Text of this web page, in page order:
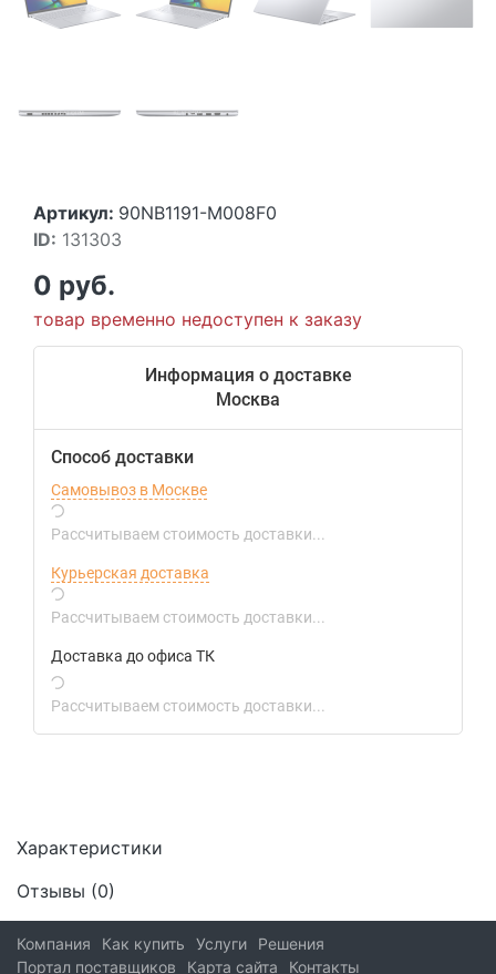
Артикул: 90NB1191-M008F0
ID: 131303
0 руб.
товар временно недоступен к заказу
Информация о доставке
Москва
Способ доставки
Самовывоз в Москве
Рассчитываем стоимость доставки...
Курьерская доставка
Рассчитываем стоимость доставки...
Доставка до офиса ТК
Рассчитываем стоимость доставки...
Характеристики
Отзывы (0)
Компания Как купить Услуги
Решения
Портал поставщиков
Карта сайта Контакты